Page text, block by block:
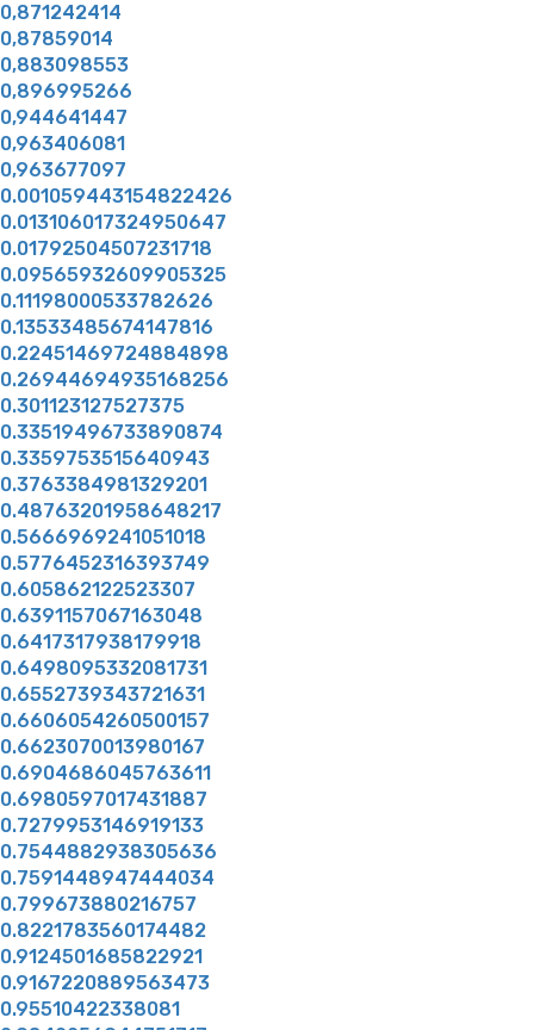
0,871242414
0,87859014
0,883098553
0,896995266
0,944641447
0,963406081
0,963677097
0.001059443154822426
0.013106017324950647
0.01792504507231718
0.09565932609905325
0.11198000533782626
0.13533485674147816
0.22451469724884898
0.26944694935168256
0.301123127527375
0.33519496733890874
0.3359753515640943
0.3763384981329201
0.48763201958648217
0.5666969241051018
0.5776452316393749
0.605862122523307
0.6391157067163048
0.6417317938179918
0.6498095332081731
0.6552739343721631
0.6606054260500157
0.6623070013980167
0.6904686045763611
0.6980597017431887
0.7279953146919133
0.7544882938305636
0.7591448947444034
0.799673880216757
0.8221783560174482
0.9124501685822921
0.9167220889563473
0.95510422338081